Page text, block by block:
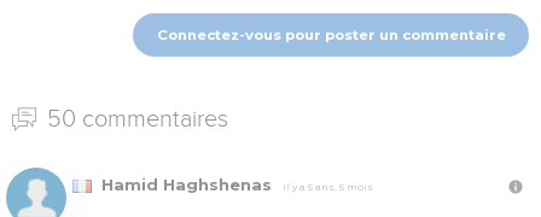
Connectez-vous pour poster un commentaire
50 commentaires
Hamid Haghshenas Il y a 5 ans, 5 mois